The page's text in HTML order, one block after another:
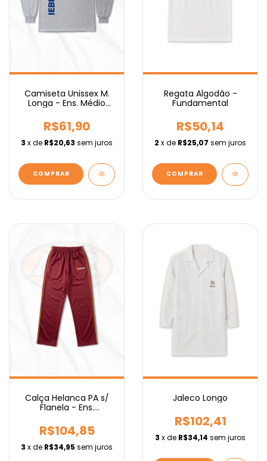
Camiseta Unissex M.
Longa - Ens. Médio
R$61,90
3 x de R$20,63 sem juros
COMPRAR
Regata Algodão -
Fundamental
R$50,14
2 x de R$25,07 sem juros
COMPRAR
Calça Helanca PA s/
Flanela - Ens.
R$104,85
3 x de R$34,95 sem juros
Jaleco Longo
R$102,41
3 x de R$34,14 sem juros